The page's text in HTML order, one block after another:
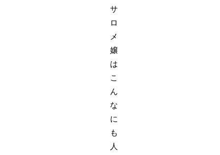
サ
ロ
メ
嬢
は
こ
ん
な
に
も
人